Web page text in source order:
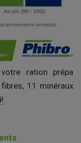
ration prépa
11 minéraux